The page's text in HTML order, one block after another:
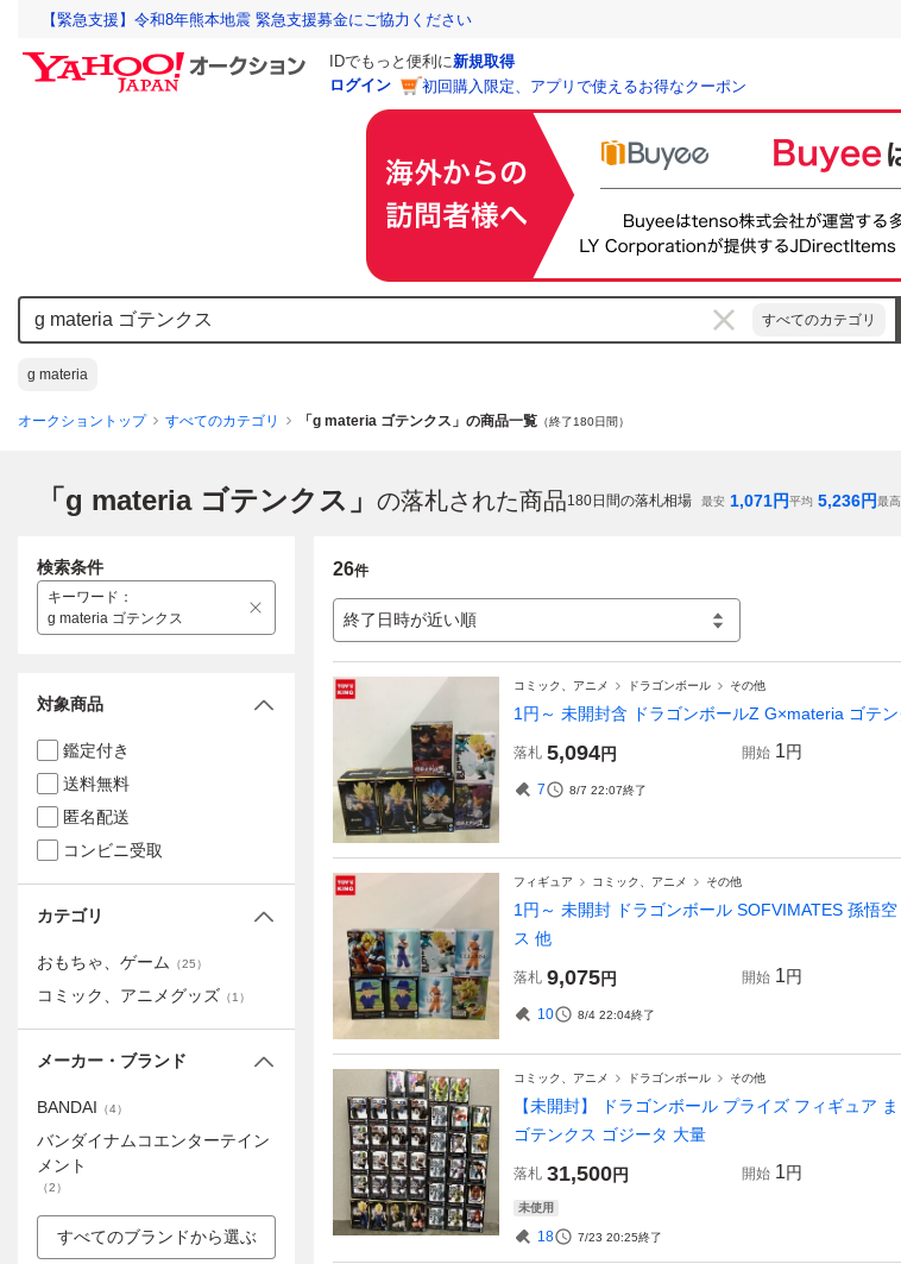
【緊急支援】令和8年熊本地震 緊急支援募金にご協力ください
IDでもっと便利に新規取得
ログイン
初回購入限定、アプリで使えるお得なクーポン
すべてのカテゴリ
g materia
オークショントップ すべてのカテゴリ 「g materia ゴテンクス」の商品一覧 （終了180日間）
「g materia ゴテンクス」 の落札された商品180日間の落札相場 最安 1,071円平均 5,236円最高
26件
終了日時が近い順
コミック、アニメ ドラゴンボール その他
1円～ 未開封含 ドラゴンボールZ G×materia ゴテ
落札 5,094円 開始 1円
7 8/7 22:07終了
フィギュア コミック、アニメ その他
1円～ 未開封 ドラゴンボール SOFVIMATES 孫悟
ス 他
落札 9,075円 開始 1円
10 8/4 22:04終了
コミック、アニメ ドラゴンボール その他
【未開封】 ドラゴンボール プライズ フィギュア
ゴテンクス ゴジータ 大量
落札 31,500円 開始 1円
未使用
18 7/23 20:25終了
検索条件
キーワード ：
g materia ゴテンクス
対象商品
鑑定付き
送料無料
匿名配送
コンビニ受取
カテゴリ
おもちゃ、ゲーム （25）
コミック、アニメグッズ （1 ）
メーカー・ブランド
BANDAI （4）
バンダイナムコエンターテイン
メント
（2）
すべてのブランドから選ぶ